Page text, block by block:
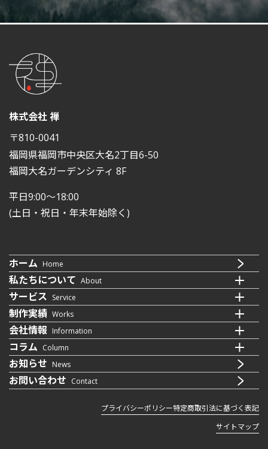
株式会社 禅
〒810-0041
福岡県福岡市中央区大名2丁目6-50
福岡大名ガーデンシティ 8F
平日9:00〜18:00
(土日・祝日・年末年始除く)
ホーム Home
私たちについて About
サービス Service
制作実績 Works
会社情報 Information
コラム Column
お知らせ News
お問い合わせ Contact
プライバシーポリシー特定商取引法に基づく表記
サイトマップ